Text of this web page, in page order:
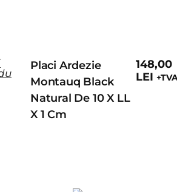
Placi Ardezie
Montauq Black
Natural De 10 X LL
X 1 Cm
148,00
LEI